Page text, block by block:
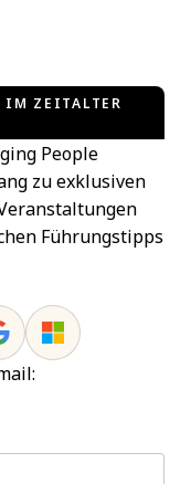
IM ZEITALTER
People
zu exklusiven
Führungstipps